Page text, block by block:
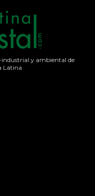
industrial y ambiental de
Latina